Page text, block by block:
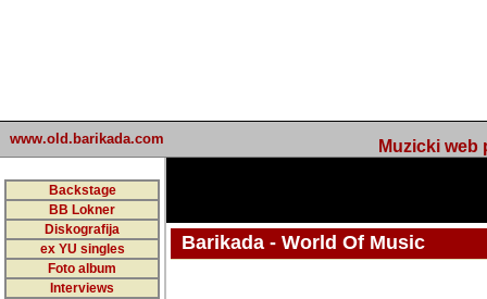
www.old.barikada.com Muzicki web
Backstage
BB Lokner
Diskografija
ex YU singles
Foto album
Interviews
Barikada - World Of Music